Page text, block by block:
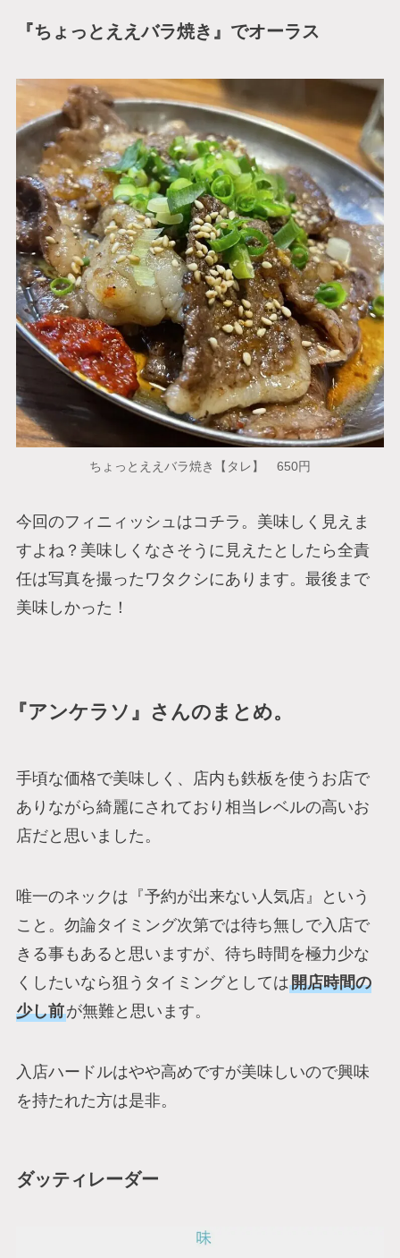
『ちょっとええバラ焼き』でオーラス
ちょっとええバラ焼き【タレ】 650円
今回のフィニィッシュはコチラ。美味しく見えま
すよね？美味しくなさそうに見えたとしたら全責
任は写真を撮ったワタクシにあります。最後まで
美味しかった！
『アンケラソ』さんのまとめ。
手頃な価格で美味しく、店内も鉄板を使うお店で
ありながら綺麗にされており相当レベルの高いお
店だと思いました。
唯一のネックは『予約が出来ない人気店』という
こと。勿論タイミング次第では待ち無しで入店で
きる事もあると思いますが、待ち時間を極力少な
くしたいなら狙うタイミングとしては開店時間の
少し前が無難と思います。
入店ハードルはやや高めですが美味しいので興味
を持たれた方は是非。
ダッティレーダー